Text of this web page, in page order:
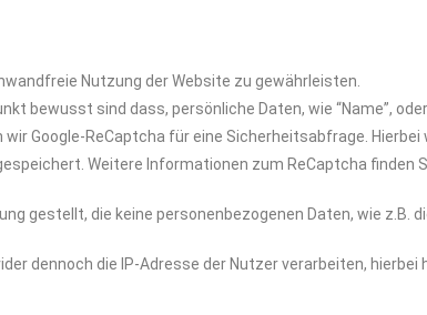
Nutzung der Website zu gewährleisten.
bewusst sind dass, persönliche Daten, wie “Name”,
Google-ReCaptcha für eine Sicherheitsabfrage. Hierbei
Weitere Informationen zum ReCaptcha finden
gestellt, die keine personenbezogenen Daten, wie z.B.
dennoch die IP-Adresse der Nutzer verarbeiten, hierbei